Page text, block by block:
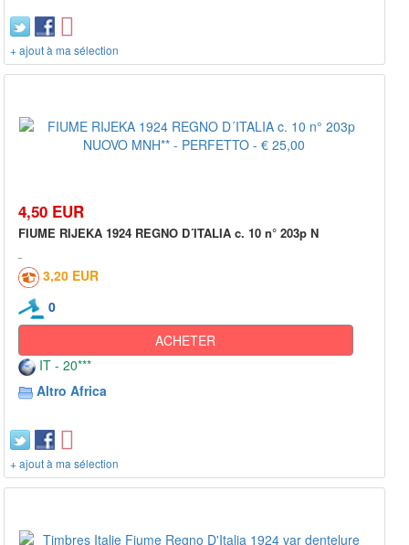
+ ajout à ma sélection
4,50 EUR
FIUME RIJEKA 1924 REGNO D´ITALIA c. 10 n° 203p N
3,20 EUR
0
ACHETER
IT - 20***
Altro Africa
+ ajout à ma sélection